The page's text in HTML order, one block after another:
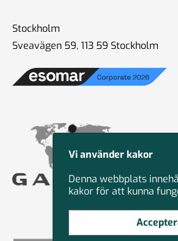
Stockholm
Sveavägen 59, 113 59 Stockholm
Vi använder kakor
Denna webbplats
kakor för att kunna